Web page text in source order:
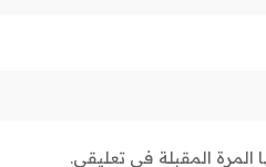
المرة المقبلة في تعليقي.